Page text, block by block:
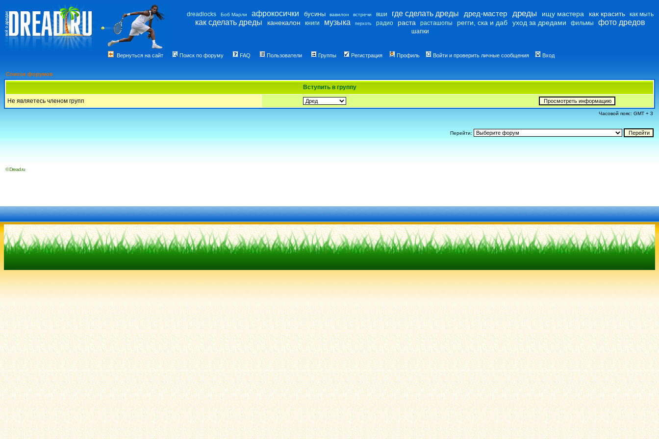
dreadlocks Боб Марли афрокосички бусины вавилон встречи вши где сделать дреды дред-мастер дреды ищу мастера как красить как мыть
как сделать дреды канекалон книги музыка перхоть радио раста расташопы регги, ска и даб уход за дредами фильмы фото дредов
шапки
Вернуться на сайт Поиск по форуму FAQ Пользователи Группы Регистрация Профиль Войти и проверить личные сообщения Вход
Список форумов
Вступить в группу
Не являетесь членом групп
Часовой пояс: GMT + 3
Перейти:
© Dread.ru